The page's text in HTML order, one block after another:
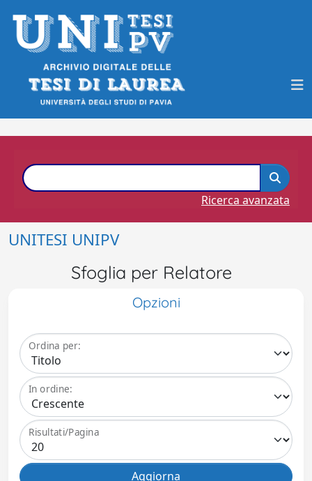
Ricerca avanzata
UNITESI UNIPV
Sfoglia per Relatore
Opzioni
Ordina per:
In ordine:
Risultati/Pagina